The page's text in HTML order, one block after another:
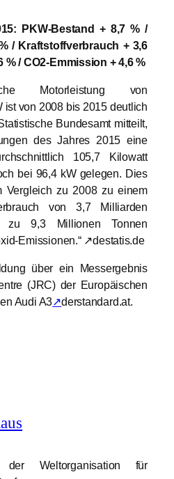
PKW-Bestand + 8,7 % /
/ Kraftstoffverbrauch + 3,6
% / CO2-Emmission + 4,6 %
Motorleistung von
von 2008 bis 2015 deutlich
Bundesamt mitteilt,
des Jahres 2015 eine
105,7 Kilowatt
bei 96,4 kW gelegen. Dies
Vergleich zu 2008 zu einem
von 3,7 Milliarden
zu 9,3 Millionen Tonnen
Emissionen.“ ↗destatis.de
über ein Messergebnis
(JRC) der Europäischen
Audi A3↗derstandard.at.
der Weltorganisation für